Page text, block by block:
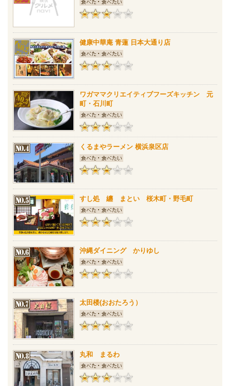
健康中華庵 青蓮 日本大通り店
ワガママクリエイティブフーズキッチン 元
町・石川町
くるまやラーメン 横浜泉区店
すし処 纏 まとい 桜木町・野毛町
沖縄ダイニング かりゆし
太田楼(おおたろう）
丸和 まるわ